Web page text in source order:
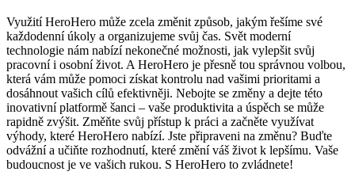
Využití HeroHero může zcela změnit způsob, jakým řešíme své
každodenní úkoly a organizujeme svůj čas. Svět moderní
technologie nám nabízí nekonečné možnosti, jak vylepšit svůj
pracovní i osobní život. A HeroHero je přesně tou správnou volbou,
která vám může pomoci získat kontrolu nad vašimi prioritami a
dosáhnout vašich cílů efektivněji. Nebojte se změny a dejte této
inovativní platformě šanci – vaše produktivita a úspěch se může
rapidně zvýšit. Změňte svůj přístup k práci a začněte využívat
výhody, které HeroHero nabízí. Jste připraveni na změnu? Buďte
odvážní a učiňte rozhodnutí, které změní váš život k lepšímu. Vaše
budoucnost je ve vašich rukou. S HeroHero to zvládnete!